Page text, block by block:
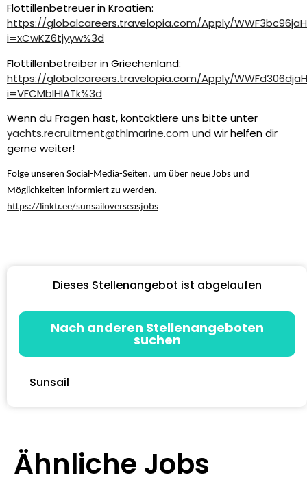
Flottillenbetreuer in Kroatien:
https://globalcareers.travelopia.com/Apply/
i=xCwKZ6tjyyw%3d
Flottillenbetreiber in Griechenland:
https://globalcareers.travelopia.com/Apply/
i=VFCMbIHIATk%3d
Wenn du Fragen hast, kontaktiere uns bitte unter
yachts.recruitment@thlmarine.com und wir helfen dir
gerne weiter!
Folge unseren Social-Media-Seiten, um über neue Jobs und
Möglichkeiten informiert zu werden.
https://linktr.ee/sunsailoverseasjobs
Dieses Stellenangebot ist abgelaufen
Nach anderen Stellenangeboten
suchen
Sunsail
Ähnliche Jobs